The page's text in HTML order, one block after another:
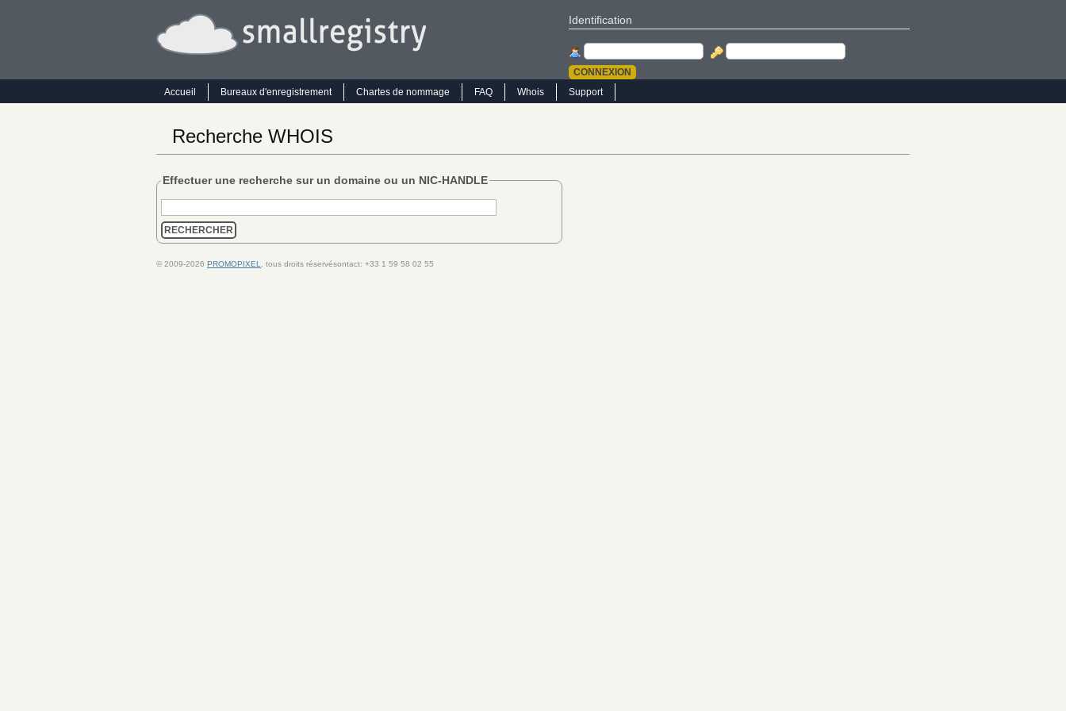
Identification
Accueil Bureaux d'enregistrement Chartes de nommage FAQ Whois Support
Recherche WHOIS
Effectuer une recherche sur un domaine ou un NIC-HANDLE
© 2009-2026 PROMOPIXEL , tous droits réservésontact: +33 1 59 58 02 55